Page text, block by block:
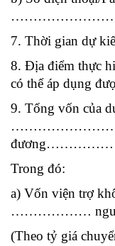
7. Thời gian dự
8. Địa điểm thực
có thể áp dụng
9. Tổng vốn của
Trong đó:
a) Vốn viện trợ
………………
(Theo tỷ giá